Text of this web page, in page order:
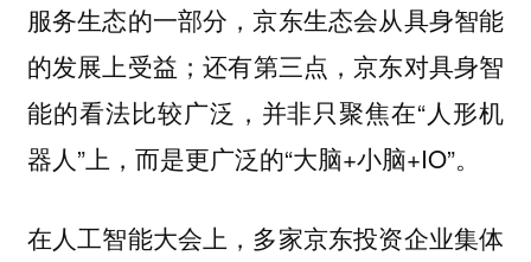
服务生态的一部分，京东生态会从具身智能
的发展上受益；还有第三点，京东对具身智
能的看法比较广泛，并非只聚焦在“人形机
器人”上，而是更广泛的“大脑+小脑+IO”。
在人工智能大会上，多家京东投资企业集体